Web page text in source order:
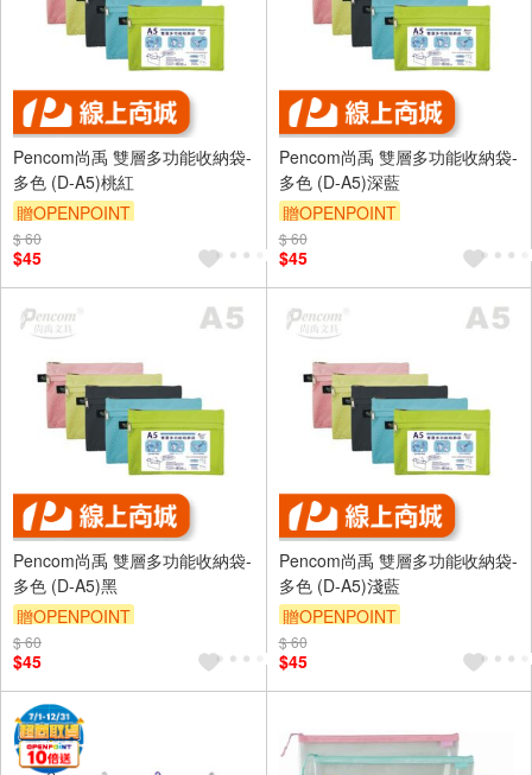
Pencom尚禹 雙層多功能收納袋-
多色 (D-A5)桃紅
贈OPENPOINT
$ 60
$45
Pencom尚禹 雙層多功能收納袋-
多色 (D-A5)深藍
贈OPENPOINT
$ 60
$45
Pencom尚禹 雙層多功能收納袋-
多色 (D-A5)黑
贈OPENPOINT
$ 60
$45
Pencom尚禹 雙層多功能收納袋-
多色 (D-A5)淺藍
贈OPENPOINT
$ 60
$45